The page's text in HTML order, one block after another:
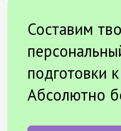
Составим
подготовки
Абсолютно